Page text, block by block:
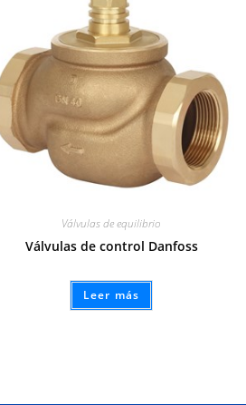
Válvulas de equilibrio
Válvulas de control Danfoss
Leer más